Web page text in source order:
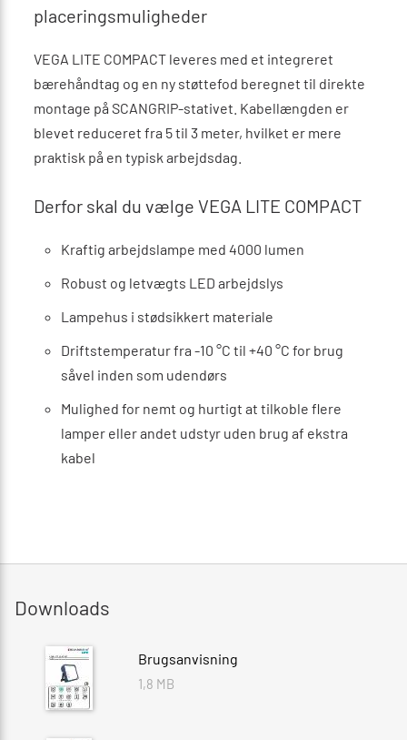
placeringsmuligheder
VEGA LITE COMPACT leveres med et integreret
bærehåndtag og en ny støttefod beregnet til direkte
montage på SCANGRIP-stativet. Kabellængden er
blevet reduceret fra 5 til 3 meter, hvilket er mere
praktisk på en typisk arbejdsdag.
Derfor skal du vælge VEGA LITE COMPACT
Kraftig arbejdslampe med 4000 lumen
Robust og letvægts LED arbejdslys
Lampehus i stødsikkert materiale
Driftstemperatur fra -10 °C til +40 °C for brug
såvel inden som udendørs
Mulighed for nemt og hurtigt at tilkoble flere
lamper eller andet udstyr uden brug af ekstra
kabel
Downloads
Brugsanvisning
1,8 MB